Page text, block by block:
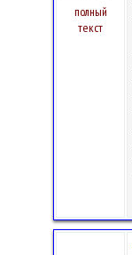
полный
текст